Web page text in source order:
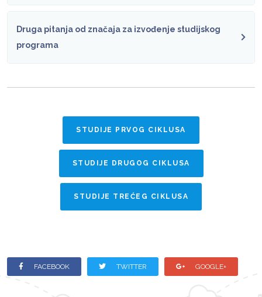
Druga pitanja od značaja za izvođenje studijskog
programa
STUDIJE PRVOG CIKLUSA
STUDIJE DRUGOG CIKLUSA
STUDIJE TREĆEG CIKLUSA
FACEBOOK TWITTER GOOGLE+